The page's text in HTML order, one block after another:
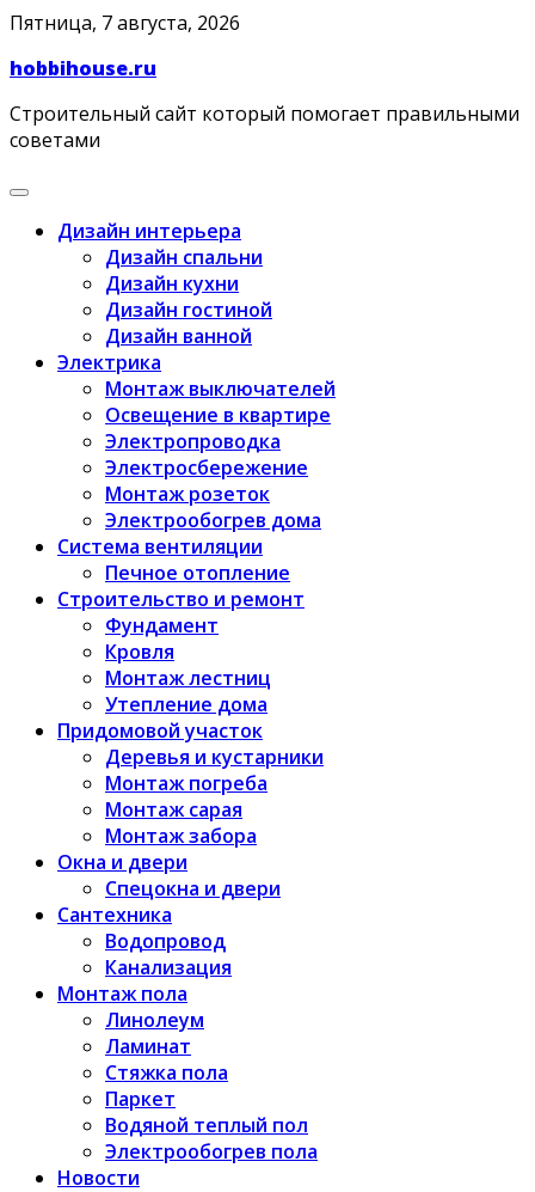
Skip
content
Пятница, 7 августа, 2026
hobbihouse.ru
Строительный сайт который помогает правильными
советами
Дизайн интерьера
Дизайн спальни
Дизайн кухни
Дизайн гостиной
Дизайн ванной
Электрика
Монтаж выключателей
Освещение в квартире
Электропроводка
Электросбережение
Монтаж розеток
Электрообогрев дома
Система вентиляции
Печное отопление
Строительство и ремонт
Фундамент
Кровля
Монтаж лестниц
Утепление дома
Придомовой участок
Деревья и кустарники
Монтаж погреба
Монтаж сарая
Монтаж забора
Окна и двери
Спецокна и двери
Сантехника
Водопровод
Канализация
Монтаж пола
Линолеум
Ламинат
Стяжка пола
Паркет
Водяной теплый пол
Электрообогрев пола
Новости